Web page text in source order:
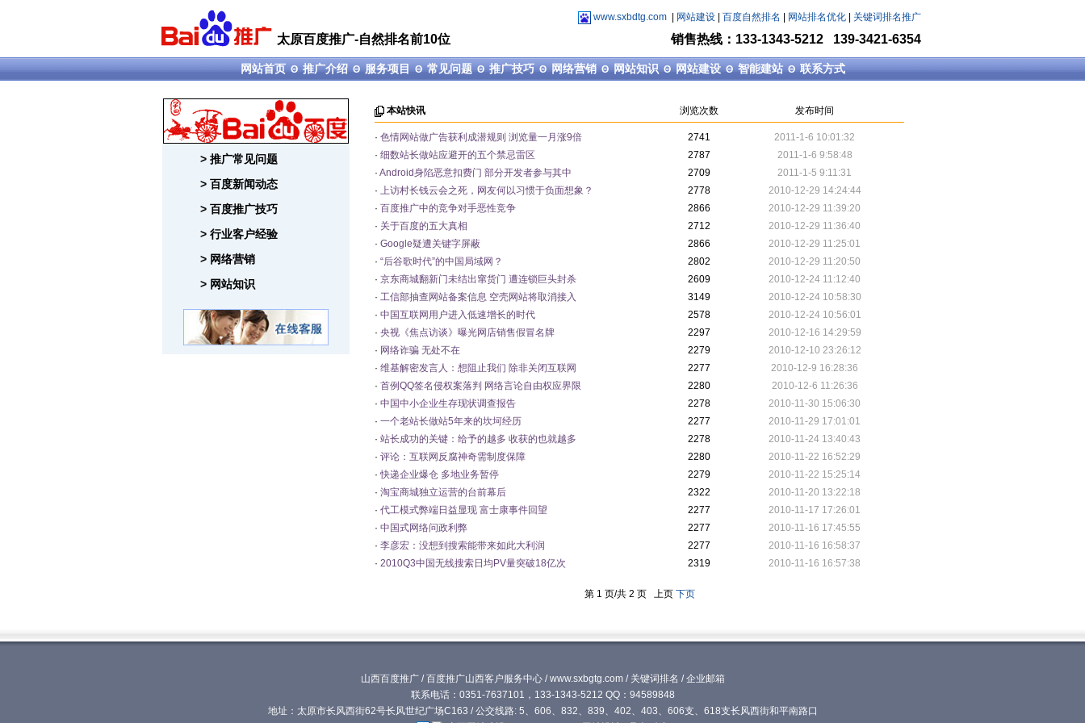
太原百度推广-自然排名前10位
www.sxbdtg.com 网站建设 百度自然排名 网站排名优化 关键词排名推广
销售热线：133-1343-5212 139-3421-6354
网站首页Θ推广介绍Θ服务项目Θ常见问题Θ推广技巧Θ网络营销Θ网站知识Θ网站建设Θ智能建站Θ联系方式
> 推广常见问题
> 百度新闻动态
> 百度推广技巧
> 行业客户经验
> 网络营销
> 网站知识
本站快讯 浏览次数 发布时间
· 色情网站做广告获利成潜规则 浏览量一月涨9倍 2741
2011-1-6 10:01:32
· 细数站长做站应避开的五个禁忌雷区 2787
2011-1-6 9:58:48
· Android身陷恶意扣费门 部分开发者参与其中 2709
2011-1-5 9:11:31
· 上访村长钱云会之死，网友何以习惯于负面想象？ 2778
2010-12-29 14:24:44
· 百度推广中的竞争对手恶性竞争 2866
2010-12-29 11:39:20
· 关于百度的五大真相 2712
2010-12-29 11:36:40
· Google疑遭关键字屏蔽 2866
2010-12-29 11:25:01
· “后谷歌时代”的中国局域网？ 2802
2010-12-29 11:20:50
· 京东商城翻新门未结出窜货门 遭连锁巨头封杀 2609
2010-12-24 11:12:40
· 工信部抽查网站备案信息 空壳网站将取消接入 3149
2010-12-24 10:58:30
· 中国互联网用户进入低速增长的时代 2578
2010-12-24 10:56:01
· 央视《焦点访谈》曝光网店销售假冒名牌 2297
2010-12-16 14:29:59
· 网络诈骗 无处不在 2279
2010-12-10 23:26:12
· 维基解密发言人：想阻止我们 除非关闭互联网 2277
2010-12-9 16:28:36
· 首例QQ签名侵权案落判 网络言论自由权应界限 2280
2010-12-6 11:26:36
· 中国中小企业生存现状调查报告 2278
2010-11-30 15:06:30
· 一个老站长做站5年来的坎坷经历 2277
2010-11-29 17:01:01
· 站长成功的关键：给予的越多 收获的也就越多 2278
2010-11-24 13:40:43
· 评论：互联网反腐神奇需制度保障 2280
2010-11-22 16:52:29
·快递企业爆仓 多地业务暂停 2279
2010-11-22 15:25:14
· 淘宝商城独立运营的台前幕后 2322
2010-11-20 13:22:18
· 代工模式弊端日益显现 富士康事件回望 2277
2010-11-17 17:26:01
· 中国式网络问政利弊 2277
2010-11-16 17:45:55
· 李彦宏：没想到搜索能带来如此大利润 2277
2010-11-16 16:58:37
· 2010Q3中国无线搜索日均PV量突破18亿次 2319 2010-11-16 16:57:38
第 1 页/共 2 页 上页 下页
山西百度推广/百度推广山西客户服务中心/www.sxbgtg.com/ 关键词排名 /企业邮箱
联系电话：0351-7637101，133-1343-5212 QQ：94589848
地址：太原市长风西街62号长风世纪广场C163 / 公交线路: 5、606、832、839、402、403、606支、618支长风西街和平南路口